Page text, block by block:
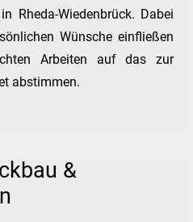
Rheda-Wiedenbrück. Dabei
Wünsche einfließen
Arbeiten auf das zur
abstimmen.
&